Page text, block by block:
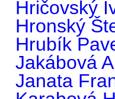
Hričovský
Hronský
Hrubík
Jakábová
Janata